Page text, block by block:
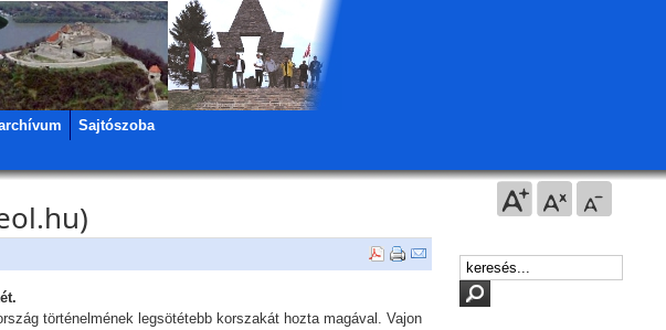
Sajtószoba
történelmének legsötétebb korszakát hozta magával. Vajon